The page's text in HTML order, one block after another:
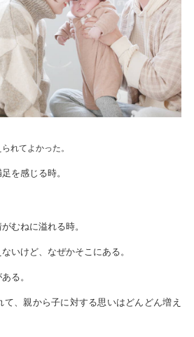
れてよかった。
を感じる時。
むねに溢れる時。
いけど、なぜかそこにある。
る。
て、親から子に対する思いはどんどん増え